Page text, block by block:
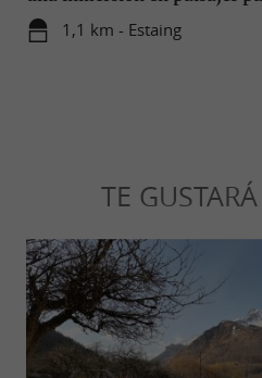
1,1 km - Estaing
TE GUSTARÁ